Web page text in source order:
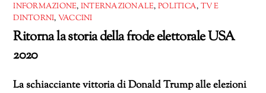
INFORMAZIONE, INTERNAZIONALE, POLITICA, TV E
DINTORNI, VACCINI
Ritorna la storia della frode elettorale USA
2020
La schiacciante vittoria di Donald Trump alle elezioni